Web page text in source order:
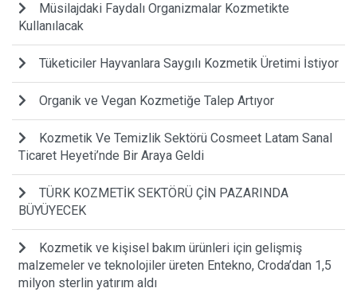
Müsilajdaki Faydalı Organizmalar Kozmetikte
Kullanılacak
Tüketiciler Hayvanlara Saygılı Kozmetik Üretimi İstiyor
Organik ve Vegan Kozmetiğe Talep Artıyor
Kozmetik Ve Temizlik Sektörü Cosmeet Latam Sanal
Ticaret Heyeti’nde Bir Araya Geldi
TÜRK KOZMETİK SEKTÖRÜ ÇİN PAZARINDA
BÜYÜYECEK
Kozmetik ve kişisel bakım ürünleri için gelişmiş
malzemeler ve teknolojiler üreten Entekno, Croda’dan 1,5
milyon sterlin yatırım aldı